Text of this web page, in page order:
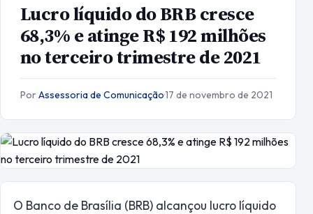
Lucro líquido do BRB cresce
68,3% e atinge R$ 192 milhões
no terceiro trimestre de 2021
PorAssessoria de Comunicação·17 de novembro de 2021
O Banco de Brasília (BRB) alcançou lucro líquido